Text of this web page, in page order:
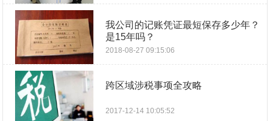
我公司的记账凭证最短保存多少年？
是15年吗？
2018-08-27 09:15:06
跨区域涉税事项全攻略
2017-12-14 10:05:52